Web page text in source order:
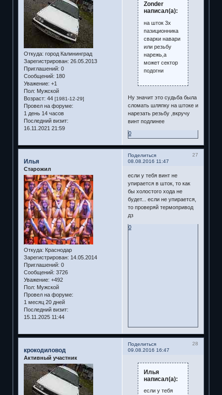
Откуда: город Калининград
Зарегистрирован: 26.05.2013
Приглашений: 0
Сообщений: 180
Уважение: +1
Пол: Мужской
Возраст: 44 [1981-12-29]
Провел на форуме:
1 день 14 часов
Последний визит:
16.11.2021 21:59
Zonder
написал(а):
на шток 3х
пазиционника
сварки навари
или резьбу
нарежь,а
может сектор
подогни
Ну значит это судьба была
сломать шляпку на штоке и
нарезать резьбу ,вкручу
винт подлинее
0
Поделиться
27
08.08.2016 11:47
Илья
Старожил
Откуда: Краснодар
Зарегистрирован: 14.05.2014
Приглашений: 0
Сообщений: 3726
Уважение: +492
Пол: Мужской
Провел на форуме:
1 месяц 20 дней
Последний визит:
15.11.2025 11:44
если у тебя винт не
упирается в шток, то как
бы холостого хода не
будет... если не упирается,
то проверяй термопривод
дз
0
Поделиться
28
09.08.2016 16:47
крокодиловод
Активный участник
Илья
написал(а):
если у тебя